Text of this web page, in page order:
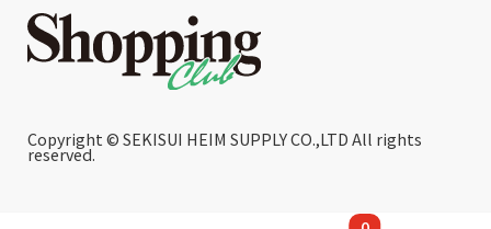
Copyright © SEKISUI HEIM SUPPLY CO.,LTD All rights
reserved.